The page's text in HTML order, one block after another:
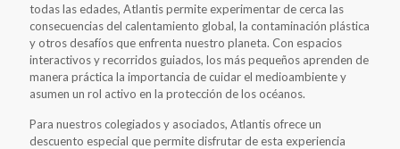
todas las edades, Atlantis permite experimentar de cerca las
consecuencias del calentamiento global, la contaminación plástica
y otros desafíos que enfrenta nuestro planeta. Con espacios
interactivos y recorridos guiados, los más pequeños aprenden de
manera práctica la importancia de cuidar el medioambiente y
asumen un rol activo en la protección de los océanos.
Para nuestros colegiados y asociados, Atlantis ofrece un
descuento especial que permite disfrutar de esta experiencia